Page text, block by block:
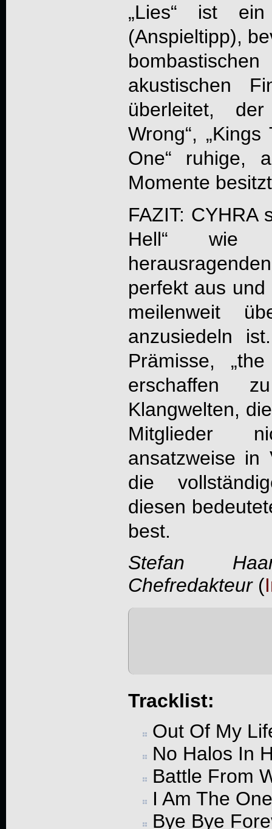
„Lies“ ist ein
(Anspieltipp),
akustischen
überleitet,
Wrong“,
One“ ruhige,
Momente
FAZIT: CYHRA
Hell“ wie
perfekt aus
meilenweit
anzusiedeln
Prämisse,
erschaffen
Klangwelten,
Mitglieder
ansatzweise in
die
diesen
best.
Stefan
Chefredakteur(
Tracklist:
Out Of My
No Halos In
Battle From
I Am The One
Bye Bye